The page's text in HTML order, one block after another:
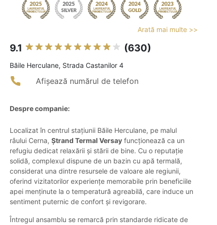
Arată mai multe >>
9.1 (630)
Băile Herculane, Strada Castanilor 4
Afișează numărul de telefon
Despre companie:
Localizat în centrul stațiunii Băile Herculane, pe malul
râului Cerna, Ștrand Termal Versay funcționează ca un
refugiu dedicat relaxării și stării de bine. Cu o reputație
solidă, complexul dispune de un bazin cu apă termală,
considerat una dintre resursele de valoare ale regiunii,
oferind vizitatorilor experiențe memorabile prin beneficiile
apei menținute la o temperatură agreabilă, care induce un
sentiment puternic de confort și revigorare.
Întregul ansamblu se remarcă prin standarde ridicate de